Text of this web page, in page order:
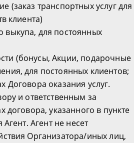
(заказ транспортных услуг для
клиента)
для постоянных
(бонусы, Акции, подарочные
для постоянных клиентов;
Договора оказания услуг.
и ответственным за
договора, указанного в пункте
Агент не несет
Организатора/иных лиц,